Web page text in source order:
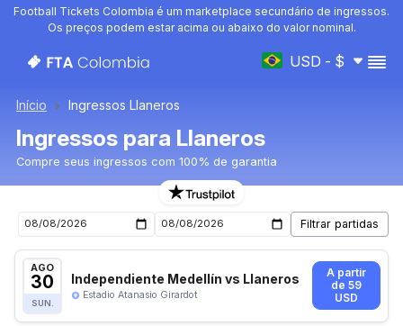
Football Tickets Colombia é um marketplace secundário de ingressos.
Os preços podem estar acima ou abaixo do valor nominal.
USD - $
Início Ingressos Llaneros
Ingressos para Llaneros
Compre seus ingressos com 100% de garantia
Ingressos para o próximo jogo de Llaneros
AGO
30
SUN.
Independiente Medellín vs Llaneros
Estadio Atanasio Girardot
A partir
de 59
USD